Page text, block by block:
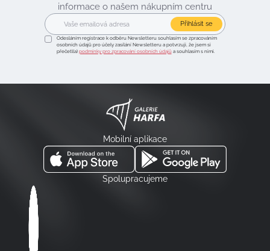
informace o našem nákupním centru
Přihlásit se
Odesláním registrace k odběru Newsletteru souhlasím se zpracováním
osobních údajů pro účely zasílání Newsletteru a potvrzuji, že jsem si
přečetl(a) podmínky pro zpracování osobních údajůa souhlasím s nimi.
Mobilní aplikace
Spolupracujeme